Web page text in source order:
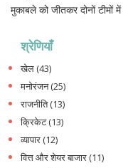
मुकाबले को जीतकर दोनों
श्रेणियाँ
खेल (43)
मनोरंजन(25)
राजनीति(13)
क्रिकेट(13)
व्यापार (12)
वित्त और शेयर बाजार (11)